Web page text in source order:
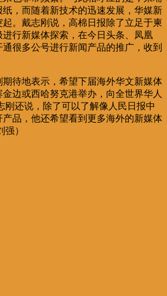
，而随着新技术的迅速发展，华媒新
。戴志刚说，高棉日报除了立足于柬
行新媒体探索，在今日头条、凤凰
很多公号进行新闻产品的推广，收到
待地表示，希望下届海外华文新媒体
边或西哈努克港举办，向全世界华人
刚还说，除了可以了解像人民日报中
品，他还希望看到更多海外的新媒体
）